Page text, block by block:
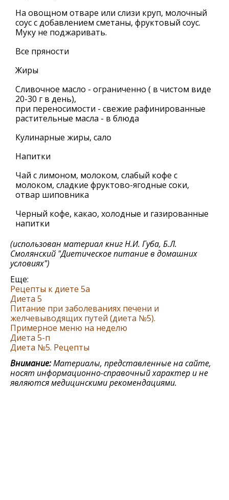
На овощном отваре или слизи круп, молочный
соус с добавлением сметаны, фруктовый соус.
Муку не поджаривать.
Все пряности
Жиры
Сливочное масло - ограниченно ( в чистом виде
20-30 г в день),
при переносимости - свежие рафинированные
растительные масла - в блюда
Кулинарные жиры, сало
Напитки
Чай с лимоном, молоком, слабый кофе с
молоком, сладкие фруктово-ягодные соки,
отвар шиповника
Черный кофе, какао, холодные и газированные
напитки
(использован материал книг Н.И. Губа, Б.Л.
Смолянский "Диетическое питание в домашних
условиях")
Еще:
Рецепты к диете 5а
Диета 5
Питание при заболеваниях печени и
желчевыводящих путей (диета №5).
Примерное меню на неделю
Диета 5-п
Диета №5. Рецепты
Внимание:Материалы, представленные на сайте,
носят информационно-справочный характер и не
являются медицинскими рекомендациями.